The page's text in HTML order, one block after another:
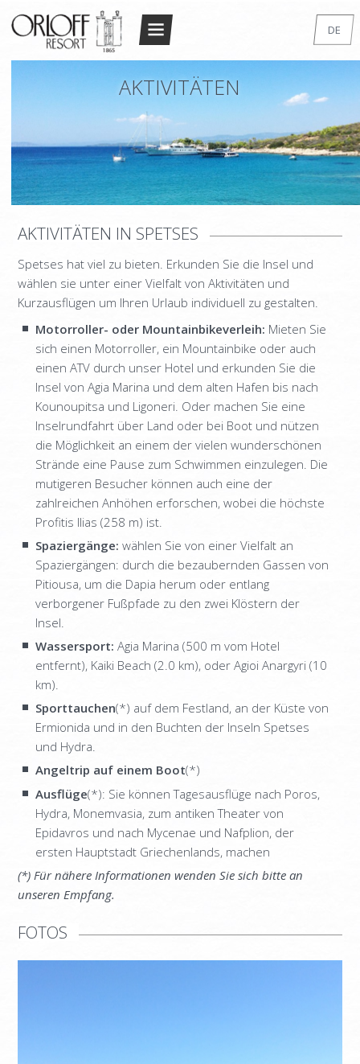
STARTSEITE
DIE ARCHITEKTUR
UNTERKUNFT
DOPPELZIMMER STANDARD
SUPERIOR DOUBLE/TWIN
STANDARD STUDIO
STUDIO DE LUXE
MAISONETTE
SUPERIOR MAISONETTE – 2 BEDROOM
SUPERIOR MAISONETTE – 3 BEDROOM
SUITE
OLD MANSION
FOTOS
LEISTUNGEN
ORLOFF RESTAURANT
CATERING & EVENTS
SPETSES
DIE INSEL
RESTAURANTS & BARS
AKTIVITÄTEN
ANREISE
INFORMATION
KONTAKT
Return to
EN
DE
IT
RU
AKTIVITÄTEN
AKTIVITÄTEN IN SPETSES
Spetses hat viel zu bieten. Erkunden Sie die Insel und
wählen sie unter einer Vielfalt von Aktivitäten und
Kurzausflügen um Ihren Urlaub individuell zu gestalten.
Motorroller- oder Mountainbikeverleih: Mieten Sie
sich einen Motorroller, ein Mountainbike oder auch
einen ATV durch unser Hotel und erkunden Sie die
Insel von Agia Marina und dem alten Hafen bis nach
Kounoupitsa und Ligoneri. Oder machen Sie eine
Inselrundfahrt über Land oder bei Boot und nützen
die Möglichkeit an einem der vielen wunderschönen
Strände eine Pause zum Schwimmen einzulegen. Die
mutigeren Besucher können auch eine der
zahlreichen Anhöhen erforschen, wobei die höchste
Profitis Ilias (258 m) ist.
Spaziergänge: wählen Sie von einer Vielfalt an
Spaziergängen: durch die bezaubernden Gassen von
Pitiousa, um die Dapia herum oder entlang
verborgener Fußpfade zu den zwei Klöstern der
Insel.
Wassersport: Agia Marina (500 m vom Hotel
entfernt), Kaiki Beach (2.0 km), oder Agioi Anargyri (10
km).
Sporttauchen(*) auf dem Festland, an der Küste von
Ermionida und in den Buchten der Inseln Spetses
und Hydra.
Angeltrip auf einem Boot(*)
Ausflüge(*): Sie können Tagesausflüge nach Poros,
Hydra, Monemvasia, zum antiken Theater von
Epidavros und nach Mycenae und Nafplion, der
ersten Hauptstadt Griechenlands, machen
(*) Für nähere Informationen wenden Sie sich bitte an
unseren Empfang.
FOTOS